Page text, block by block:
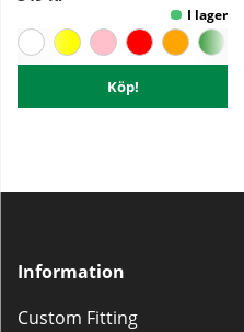
Köp!
Information
Custom Fitting